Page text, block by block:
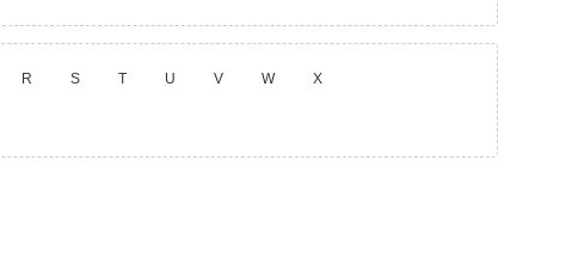
R S T U V W X